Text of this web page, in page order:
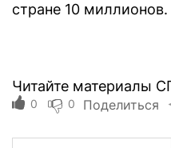
стране 10 миллионов.
Читайте материалы
0 0 Поделиться